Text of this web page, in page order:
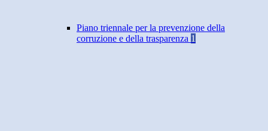
Piano triennale per la prevenzione della
corruzione e della trasparenza 1